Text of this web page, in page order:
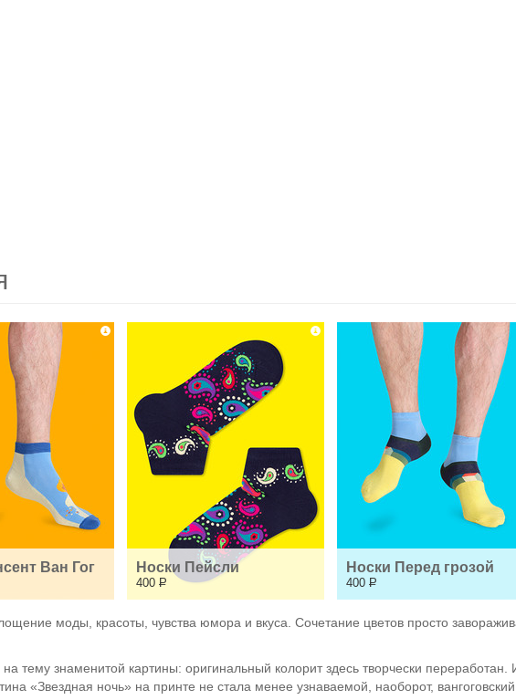
Ван Гог Носки Пейсли
400 Р
Носки Перед грозой
400 Р
моды, красоты, чувства юмора и вкуса. Сочетание цветов просто
тему знаменитой картины: оригинальный колорит здесь творчески
«Звездная ночь» на принте не стала менее узнаваемой, наоборот,